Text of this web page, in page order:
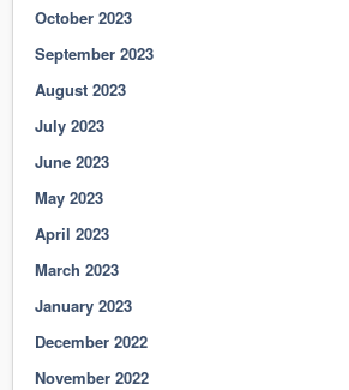
October 2023
September 2023
August 2023
July 2023
June 2023
May 2023
April 2023
March 2023
January 2023
December 2022
November 2022